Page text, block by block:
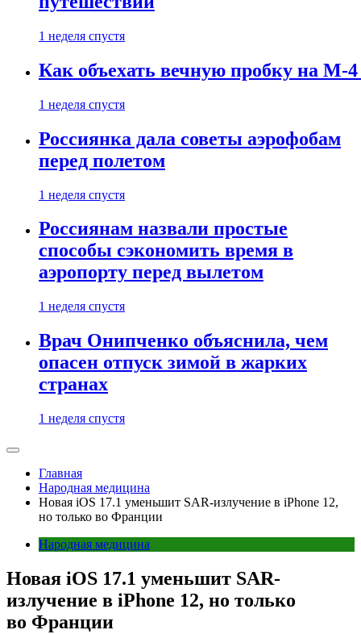
1 неделя спустя
Как объехать вечную пробку на М-
1 неделя спустя
Россиянка дала советы аэрофобам
перед полетом
1 неделя спустя
Россиянам назвали простые
способы сэкономить время в
аэропорту перед вылетом
1 неделя спустя
Врач Онипченко объяснила, чем
опасен отпуск зимой в жарких
странах
1 неделя спустя
Главная
Народная медицина
Новая iOS 17.1 уменьшит SAR-излучение в iPhone 12,
но только во Франции
Народная медицина
Новая iOS 17.1 уменьшит SAR-
излучение в iPhone 12, но только
во Франции